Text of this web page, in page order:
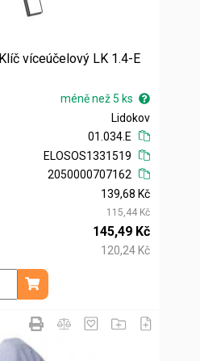
víceúčelový LK 1.4-E
méně než 5 ks
Lidokov
01.034.E
ELOSOS1331519
2050000707162
139,68 Kč
115,44 Kč
145,49 Kč
120,24 Kč
ks
Přidat do košíku